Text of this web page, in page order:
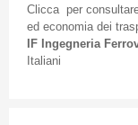
Cliccaper
ed economia dei
IF Ingegneria
Italiani